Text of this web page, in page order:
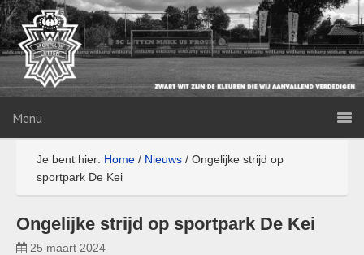
Menu
Je bent hier: Home / Nieuws / Ongelijke strijd op
sportpark De Kei
Ongelijke strijd op sportpark De Kei
25 maart 2024